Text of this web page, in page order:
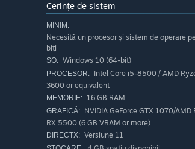
Brutal –Guard the Line,
Eliminate waves of enemy
Time artillery strikes to
Send your men over the top to try
expand?
Cerințe de sistem
MINIM:
Necesită un procesor și sistem de operare
biți
SO: Windows 10 (64-bit)
PROCESOR: Intel Core i5-8500 / AMD
3600 or equivalent
MEMORIE: 16 GB RAM
GRAFICĂ: NVIDIA GeForce GTX 1070/AMD
RX 5500 (6 GB VRAM or more)
DIRECTX: Versiune 11